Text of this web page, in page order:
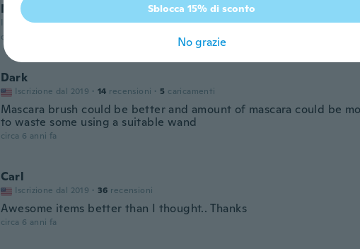
NameDeleted
Iscrizione dal 2016 · 49 recensioni
circa 6 anni fa
Dark
Iscrizione dal 2019 · 14 recensioni · 5 caricamenti
Mascara brush could be better and amount of mascara could be
to waste some using a suitable wand
circa 6 anni fa
Carl
Iscrizione dal 2019 · 36 recensioni
Awesome items better than I thought.. Thanks
circa 6 anni fa
Sblocca 15% di sconto
No grazie